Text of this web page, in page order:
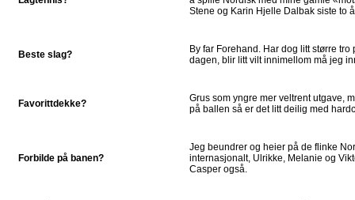
Stene og Karin Hjelle Dalbak siste to
Beste slag?
By far Forehand. Har dog litt større
dagen, blir litt vilt innimellom må jeg
Favorittdekke?
Grus som yngre mer veltrent utgave,
på ballen så er det litt deilig med
Forbilde på banen?
Jeg beundrer og heier på de flinke
internasjonalt, Ulrikke, Melanie og
Casper også.